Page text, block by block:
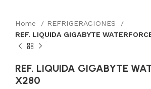
Home
REFRIGERACIONES
REF. LIQUIDA GIGABYTE
REF. LIQUIDA GIGABYTE
X280